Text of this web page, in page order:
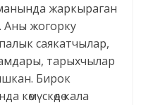
жаркыраган
Аны жогорку
саякатчылар,
тарыхчылар
Бирок
көмүскөдө кала